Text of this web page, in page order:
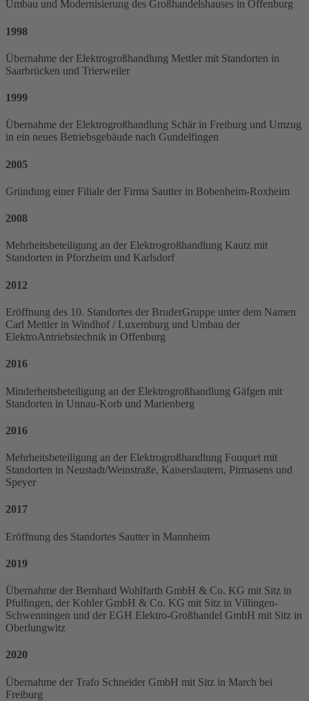
Umbau und Modernisierung des Großhandelshauses in Offenburg
1998
Übernahme der Elektrogroßhandlung Mettler mit Standorten in
Saarbrücken und Trierweiler
1999
Übernahme der Elektrogroßhandlung Schär in Freiburg und Umzug
in ein neues Betriebsgebäude nach Gundelfingen
2005
Gründung einer Filiale der Firma Sautter in Bobenheim-Roxheim
2008
Mehrheitsbeteiligung an der Elektrogroßhandlung Kautz mit
Standorten in Pforzheim und Karlsdorf
2012
Eröffnung des 10. Standortes der BruderGruppe unter dem Namen
Carl Mettler in Windhof / Luxemburg und Umbau der
ElektroAntriebstechnik in Offenburg
2016
Minderheitsbeteiligung an der Elektrogroßhandlung Gäfgen mit
Standorten in Unnau-Korb und Marienberg
2016
Mehrheitsbeteiligung an der Elektrogroßhandlung Fouquet mit
Standorten in Neustadt/Weinstraße, Kaiserslautern, Pirmasens und
Speyer
2017
Eröffnung des Standortes Sautter in Mannheim
2019
Übernahme der Bernhard Wohlfarth GmbH & Co. KG mit Sitz in
Pfullingen, der Kohler GmbH & Co. KG mit Sitz in Villingen-
Schwenningen und der EGH Elektro-Großhandel GmbH mit Sitz in
Oberlungwitz
2020
Übernahme der Trafo Schneider GmbH mit Sitz in March bei
Freiburg